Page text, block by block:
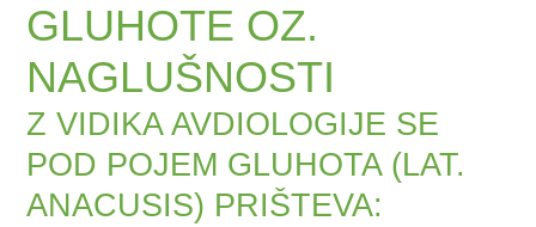
GLUHOTE OZ.
NAGLUŠNOSTI
Z VIDIKA AVDIOLOGIJE SE
POD POJEM GLUHOTA (LAT.
ANACUSIS) PRIŠTEVA: